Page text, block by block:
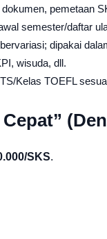
pemetaan
semester/daftar
dipakai
wisuda, dll.
Kelas TOEFL
SKS.